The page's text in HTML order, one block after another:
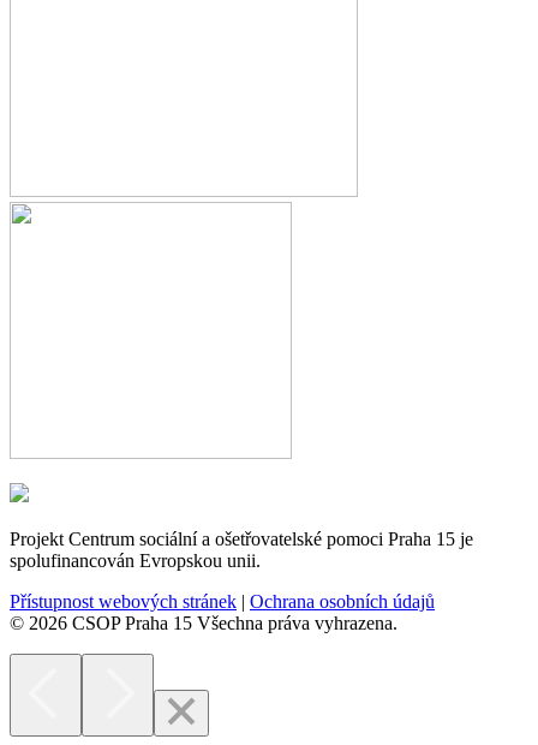
Projekt Centrum sociální a ošetřovatelské pomoci Praha 15 je
spolufinancován Evropskou unii.
Přístupnost webových stránek | Ochrana osobních údajů
© 2026 CSOP Praha 15 Všechna práva vyhrazena.